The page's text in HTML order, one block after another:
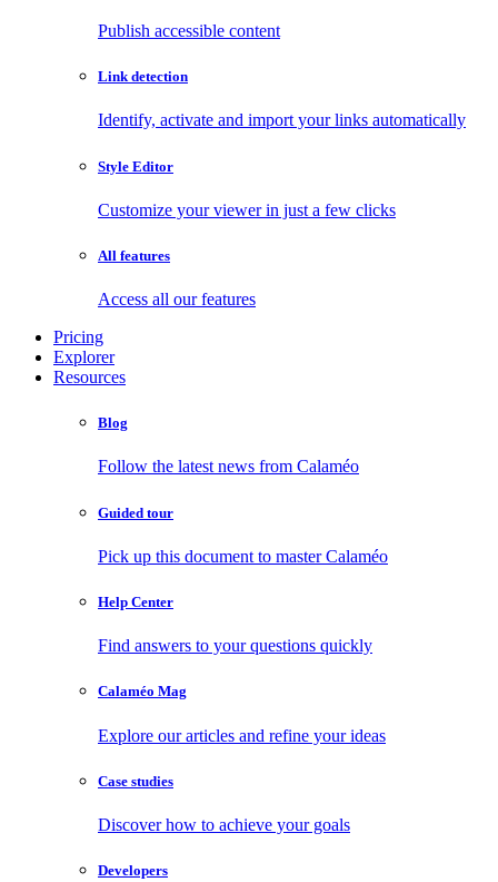
Publish accessible content
Link detection
Identify, activate and import your links automatically
Style Editor
Customize your viewer in just a few clicks
All features
Access all our features
Pricing
Explorer
Resources
Blog
Follow the latest news from Calaméo
Guided tour
Pick up this document to master Calaméo
Help Center
Find answers to your questions quickly
Calaméo Mag
Explore our articles and refine your ideas
Case studies
Discover how to achieve your goals
Developers